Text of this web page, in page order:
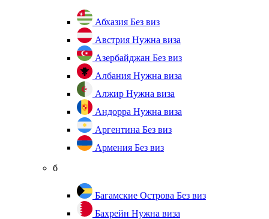
Абхазия Без виз
Австрия Нужна виза
Азербайджан Без виз
Албания Нужна виза
Алжир Нужна виза
Андорра Нужна виза
Аргентина Без виз
Армения Без виз
б
Багамские Острова Без виз
Бахрейн Нужна виза